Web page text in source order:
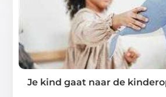
Je kind gaat naar de